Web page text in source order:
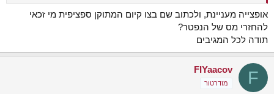
אופצייה מעניינת, ולכתוב שם בצו קיום המתוקן ספציפית מי זכאי
להחזרי מס של הנפטר?
תודה לכל המגיבים
F
FIYaacov
מודרטור